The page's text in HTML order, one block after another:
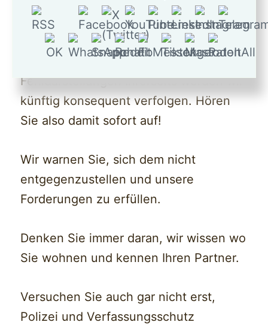
Wir werden des Volkes Stimme Gehör
verschaffen und die Kirche in ihre
Schranken weisen. Fundamentale
Fehldarstellungen Ihrerseits werden wir
künftig konsequent verfolgen. Hören
Sie also damit sofort auf!
Wir warnen Sie, sich dem nicht
entgegenzustellen und unsere
Forderungen zu erfüllen.
Denken Sie immer daran, wir wissen wo
Sie wohnen und kennen Ihren Partner.
Versuchen Sie auch gar nicht erst,
Polizei und Verfassungsschutz